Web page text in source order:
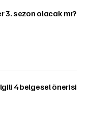
3. sezon olacak mı?
4 belgesel önerisi